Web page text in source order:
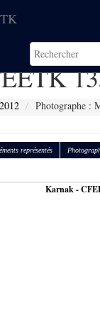
2012 Photographe :
représentés